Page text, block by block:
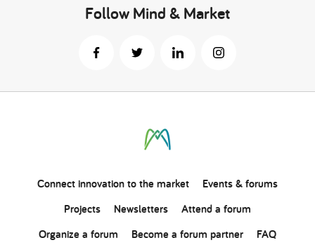
Follow Mind & Market
Connectinnovationto the market
Events & forums
Projects
Newsletters
Attend a forum
Organize a forum
Become a forum partner
FAQ